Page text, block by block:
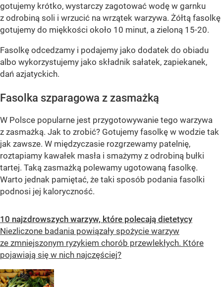
gotujemy krótko, wystarczy zagotować wodę w garnku
z odrobiną soli i wrzucić na wrzątek warzywa. Żółtą fasolkę
gotujemy do miękkości około 10 minut, a zieloną 15-20.
Fasolkę odcedzamy i podajemy jako dodatek do obiadu
albo wykorzystujemy jako składnik sałatek, zapiekanek,
dań azjatyckich.
Fasolka szparagowa z zasmażką
W Polsce popularne jest przygotowywanie tego warzywa
z zasmażką. Jak to zrobić? Gotujemy fasolkę w wodzie tak
jak zawsze. W międzyczasie rozgrzewamy patelnię,
roztapiamy kawałek masła i smażymy z odrobiną bułki
tartej. Taką zasmażką polewamy ugotowaną fasolkę.
Warto jednak pamiętać, że taki sposób podania fasolki
podnosi jej kaloryczność.
10 najzdrowszych warzyw, które polecają dietetycy
Niezliczone badania powiązały spożycie warzyw
ze zmniejszonym ryzykiem chorób przewlekłych. Które
pojawiają się w nich najczęściej?